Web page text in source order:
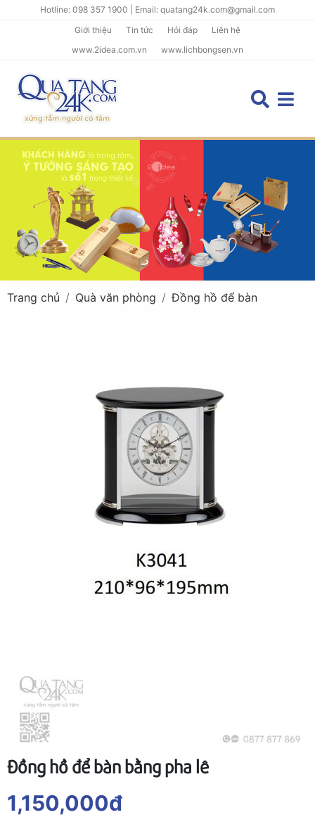
Hotline: 098 357 1900 | Email: quatang24k.com@gmail.com
Giới thiệu
Tin tức Hỏi đáp
Liên hệ
www.2idea.com.vn
www.lichbongsen.vn
Trang chủ Quà văn phòng Đồng hồ để bàn
Đồng hồ để bàn bằng pha lê
1,150,000đ